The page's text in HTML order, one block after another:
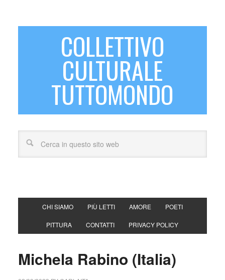
COLLETTIVO
CULTURALE
TUTTOMONDO
CHI SIAMO PIÙ LETTI AMORE POETI
PITTURA CONTATTI PRIVACY POLICY
Michela Rabino (Italia)